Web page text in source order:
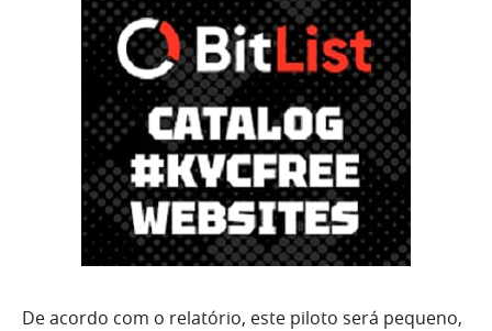
De acordo com o relatório, este piloto será pequeno,